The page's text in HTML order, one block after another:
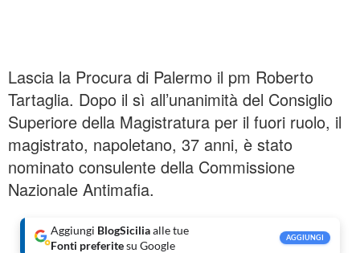
Lascia la Procura di Palermo il pm Roberto
Tartaglia. Dopo il sì all’unanimità del Consiglio
Superiore della Magistratura per il fuori ruolo, il
magistrato, napoletano, 37 anni, è stato
nominato consulente della Commissione
Nazionale Antimafia.
Aggiungi BlogSiciliaalle tue
Fonti preferitesu Google
AGGIUNGI